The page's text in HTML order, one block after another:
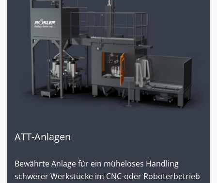
ATT-Anlagen
Bewährte Anlage für ein müheloses Handling
schwerer Werkstücke im CNC-oder Roboterbetrieb